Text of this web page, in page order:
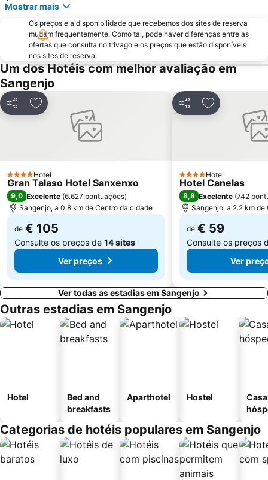
Porto de Vigo
Areas
Praia de Panxón
Praia de Lapamán
Paxariñas
do Vao
Bueu
Areal
Monasterio da Armenteira
Praia da Punta
Puerto de Panxón
Estación de Tren de Vigo
Bus Station
Playa de Mogor
Caneliñas
Aeropuerto de Vigo - Peinador
Menduiña
Mostrar mais
Os preços e a disponibilidade que recebemos dos sites de reserva
mudam frequentemente. Como tal, pode haver diferenças entre as
ofertas que consulta no trivago e os preços que estão disponíveis
nos sites de reserva.
Um dos Hotéis com melhor avaliação em
Sangenjo
PartilharAdicionar aos favoritos
4 Estrelas
Hotel
Gran Talaso Hotel Sanxenxo
9,0 Excelente (6.627 pontuações)
Sangenjo, a 0.8 km de Centro da cidade
de € 105
Consulte os preços de 14 sites
Ver preços
PartilharAdicionar
4 Estrelas
Hotel
Hotel Canelas
8,8 Excelente (742
Sangenjo, a 2.2 km
de € 59
Consulte os preços
Ver
Ver todas as estadias em Sangenjo
Outras estadias em Sangenjo
Hotel
Bed and
breakfasts
Aparthotel Hostel
Categorias de hotéis populares em Sangenjo